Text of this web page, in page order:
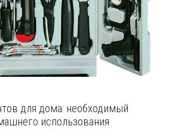
для дома: необходимый
использования